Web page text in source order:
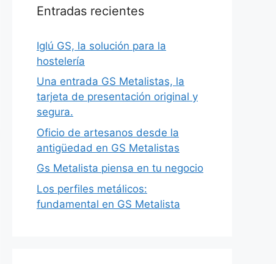
Entradas recientes
Iglú GS, la solución para la
hostelería
Una entrada GS Metalistas, la
tarjeta de presentación original y
segura.
Oficio de artesanos desde la
antigüedad en GS Metalistas
Gs Metalista piensa en tu negocio
Los perfiles metálicos:
fundamental en GS Metalista